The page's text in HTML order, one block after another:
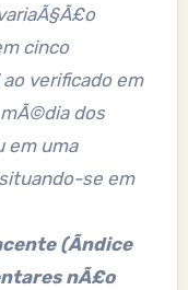
cinco
verificado em
dos
em uma
se em
(Ã­ndice
nÃ£o